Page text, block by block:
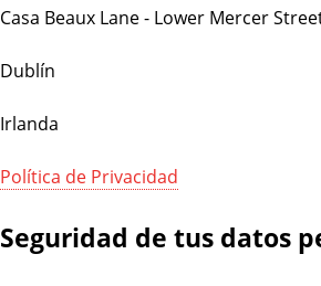
Casa Beaux Lane - Lower Mercer
Dublín
Irlanda
Política de Privacidad
Seguridad de tus datos